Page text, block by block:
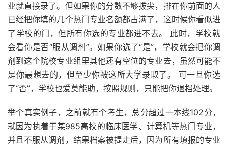
业就直接录了。但如果你的分数不够拔尖，排在你前面的人
已经把你填的几个热门专业名额都占满了，这时候你看似进
了学校的门，但所有你选的专业都进不去。 此时，学校就
会看你是否“服从调剂”。如果你选了“是”，学校就会把你调
剂到这个院校专业组里其他还有空位的专业去，虽然可能不
是你最想去的，但至少你被这所大学录取了。 可一旦你选
了“否”，学校也爱莫能助，按照规则，只能把你退档处理。
举个真实例子，之前就有个考生，总分超过一本线102分，
就因为执着于某985高校的临床医学、计算机等热门专业，
并且不服从调剂，结果档案被提走后，因为所有填报的专业